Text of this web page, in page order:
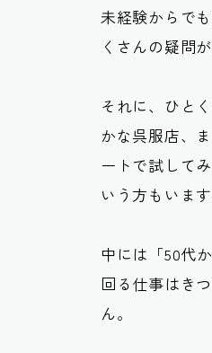
未経験からで
くさんの疑問
それに、ひと
かな呉服店、
ートで試して
いう方もいます
中には「50代
回る仕事はき
ん。